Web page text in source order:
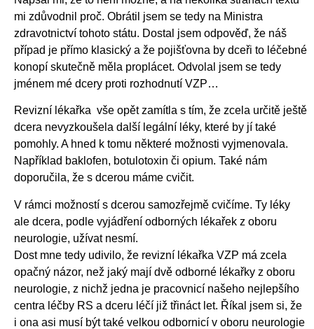
mi zdůvodnil proč. Obrátil jsem se tedy na Ministra
zdravotnictví tohoto státu. Dostal jsem odpověď, že náš
případ je přímo klasický a že pojišťovna by dceři to léčebné
konopí skutečně měla proplácet. Odvolal jsem se tedy
jménem mé dcery proti rozhodnutí VZP…
Revizní lékařka vše opět zamítla s tím, že zcela určitě ještě
dcera nevyzkoušela další legální léky, které by jí také
pomohly. A hned k tomu některé možnosti vyjmenovala.
Například baklofen, botulotoxin či opium. Také nám
doporučila, že s dcerou máme cvičit.
V rámci možností s dcerou samozřejmě cvičíme. Ty léky
ale dcera, podle vyjádření odborných lékařek z oboru
neurologie, užívat nesmí.
Dost mne tedy udivilo, že revizní lékařka VZP má zcela
opačný názor, než jaký mají dvě odborné lékařky z oboru
neurologie, z nichž jedna je pracovnicí našeho nejlepšího
centra léčby RS a dceru léčí již třináct let. Říkal jsem si, že
i ona asi musí být také velkou odbornicí v oboru neurologie